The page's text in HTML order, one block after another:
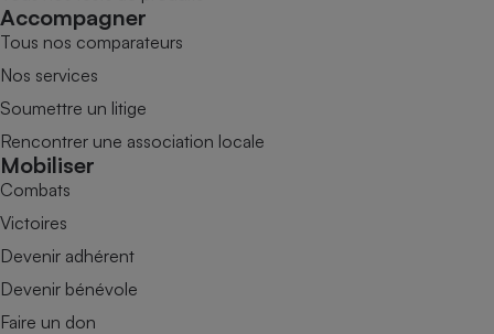
Accompagner
Tous nos comparateurs
Nos services
Soumettre un litige
Rencontrer une association locale
Mobiliser
Combats
Victoires
Devenir adhérent
Devenir bénévole
Faire un don